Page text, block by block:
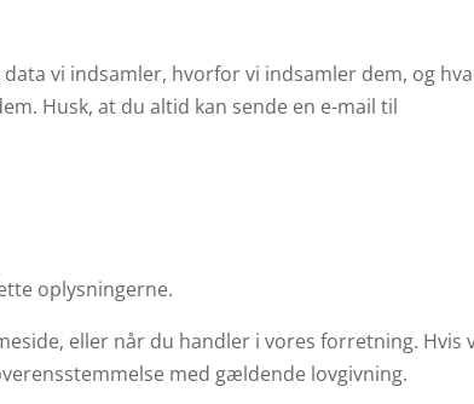
vi indsamler, hvorfor vi indsamler dem, og
Husk, at du altid kan sende en e-mail til
oplysningerne.
eller når du handler i vores forretning. Hvis
med gældende lovgivning.